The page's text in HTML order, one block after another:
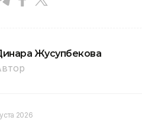
Жусупбекова
2026